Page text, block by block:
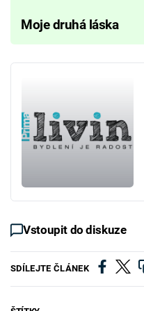
Moje druhá láska
Vstoupit do diskuze
SDÍLEJTE ČLÁNEK